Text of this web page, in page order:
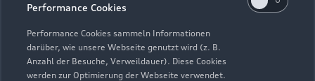
Performance Cookies
Performance Cookies sammeln Informationen
darüber, wie unsere Webseite genutzt wird (z. B.
Anzahl der Besuche, Verweildauer). Diese Cookies
werden zur Optimierung der Webseite verwendet.
Newsletter
Die Auszeichnung Audi Top Service Partner 2025 wurde von
der AUDI AG unter Ausschluss Dritter nach festgelegten